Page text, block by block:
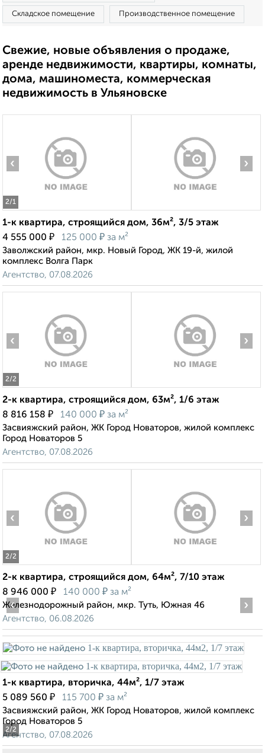
Складское помещение Производственное помещение
Свежие, новые объявления о продаже,
аренде недвижимости, квартиры, комнаты,
дома, машиноместа, коммерческая
недвижимость в Ульяновске
2/1
‹ ›
1-к квартира, строящийся дом, 36м², 3/5 этаж
4 555 000 ₽ 125 000 ₽ за м²
Заволжский район, мкр. Новый Город, ЖК 19-й, жилой
комплекс Волга Парк
Агентство, 07.08.2026
2/2
‹ ›
2-к квартира, строящийся дом, 63м², 1/6 этаж
8 816 158 ₽ 140 000 ₽ за м²
Засвияжский район, ЖК Город Новаторов, жилой комплекс
Город Новаторов 5
Агентство, 07.08.2026
2/2
‹ ›
2-к квартира, строящийся дом, 64м², 7/10 этаж
8 946 000 ₽ 140 000 ₽ за м²
Железнодорожный район, мкр. Туть, Южная 46
Агентство, 06.08.2026
2/2
‹ ›
1-к квартира, вторичка, 44м², 1/7 этаж
5 089 560 ₽ 115 700 ₽ за м²
Засвияжский район, ЖК Город Новаторов, жилой комплекс
Город Новаторов 5
Агентство, 07.08.2026